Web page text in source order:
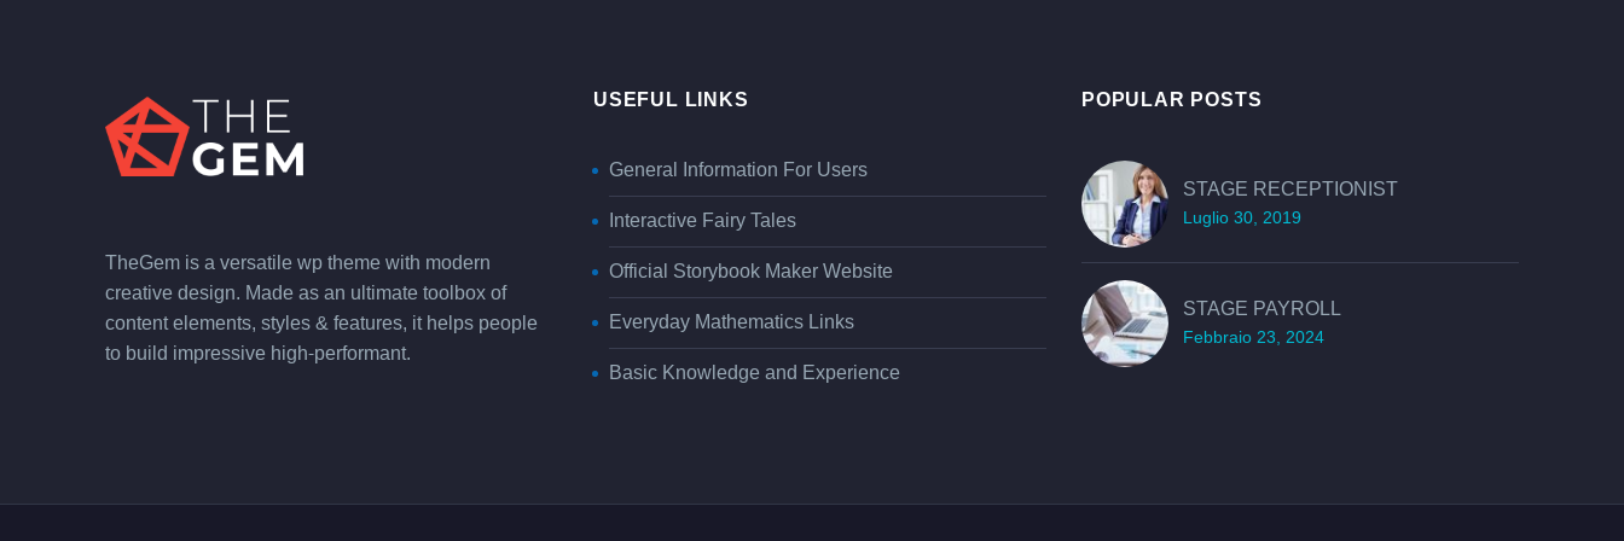
TheGem is a versatile wp theme with modern
creative design. Made as an ultimate toolbox of
content elements, styles & features, it helps people
to build impressive high-performant.
USEFUL LINKS
General Information For Users
Interactive Fairy Tales
Official Storybook Maker Website
Everyday Mathematics Links
Basic Knowledge and Experience
POPULAR POSTS
STAGE RECEPTIONIST
Luglio 30, 2019
STAGE PAYROLL
Febbraio 23, 2024